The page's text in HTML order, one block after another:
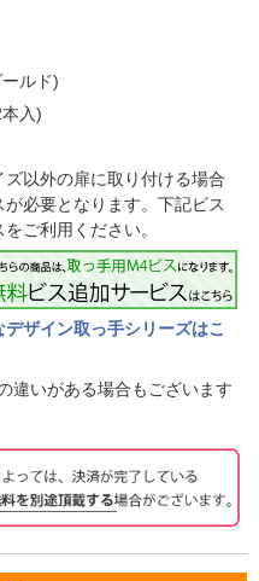
ルド)
入)
ズ以外の扉に取り付ける場合
が必要となります。下記ビス
ご利用ください。
ザイン取っ手シリーズはこ
違いがある場合もございます